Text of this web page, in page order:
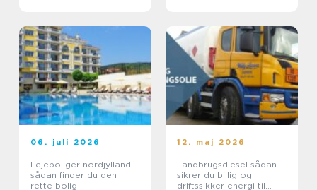
06. juli 2026
Lejeboliger nordjylland
sådan finder du den
rette bolig
12. maj 2026
Landbrugsdiesel sådan
sikrer du billig og
driftssikker energi til